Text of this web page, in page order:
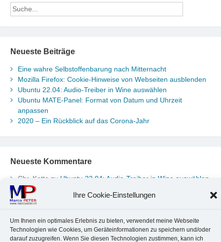
Ihre Cookie-Einstellungen
Um Ihnen ein optimales Erlebnis zu bieten, verwendet meine Webseite
Technologien wie Cookies, um Geräteinformationen zu speichern und/oder
darauf zuzugreifen. Wenn Sie diesen Technologien zustimmen, kann ich
Neueste Beiträge
Eine wahre Selbstoffenbarung nach Mitternacht
Mozilla Firefox: Cookie-Hinweise von Webseiten ausblenden
Ubuntu 22.04: Audio-Treiber in Wine auswählen
Ubuntu MATE-Panel: Format von Datum und Uhrzeit
anpassen
2020 – Ein Rückblick auf das Corona-Jahr
Neueste Kommentare
Chr. Kotte zu Ubuntu 22.04: Audio-Treiber in Wine auswählen
Marco Peter
Uhrzeit anpassen
Uhrzeit anpassen
Brummel HerbolzheimzuMusik-Portrait Nr. 1: Les Assoiffés
aus Mittelbergheim